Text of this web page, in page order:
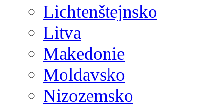
Lichtenštejnsko
Litva
Makedonie
Moldavsko
Nizozemsko